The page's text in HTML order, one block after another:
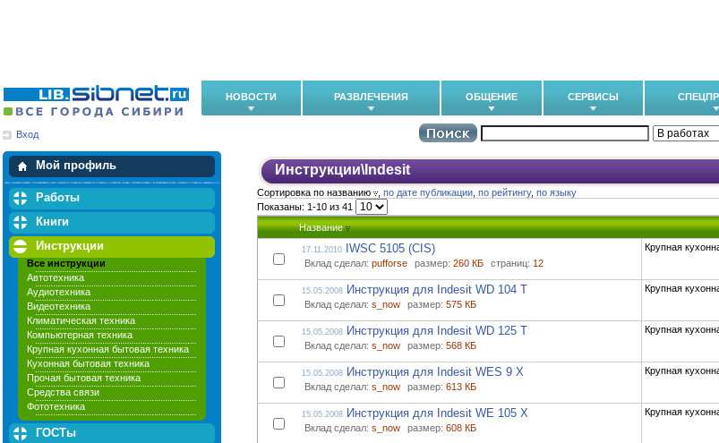
НОВОСТИ РАЗВЛЕЧЕНИЯ ОБЩЕНИЕ СЕРВИСЫ
Вход
Мой профиль
Мои закладки
Работы
Книги
Инструкции
Все инструкции
Автотехника
Аудиотехника
Видеотехника
Климатическая техника
Компьютерная техника
Крупная кухонная бытовая техника
Кухонная бытовая техника
Прочая бытовая техника
Средства связи
Фототехника
ГОСТы
Инструкции\ Indesit
Сортировка по названию по дате публикации по рейтингу, по языку
Показаны: 1-10 из 41
Название
17.11.2010 IWSC 5105 (CIS)
Вклад сделал: pufforse размер: 260 КБ страниц: 12
Крупная
15.05.2008 Инструкция для Indesit WD 104 T
Вклад сделал: s_now размер: 575 КБ
Крупная
15.05.2008 Инструкция для Indesit WD 125 T
Вклад сделал: s_now размер: 568 КБ
Крупная
15.05.2008 Инструкция для Indesit WES 9 X
Вклад сделал: s_now размер: 613 КБ
Крупная
15.05.2008 Инструкция для Indesit WE 105 X
Вклад сделал: s_now размер: 608 КБ
Крупная